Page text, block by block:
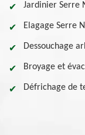
Jardinier Serre
Elagage Serre
Dessouchage
Broyage et
Défrichage de